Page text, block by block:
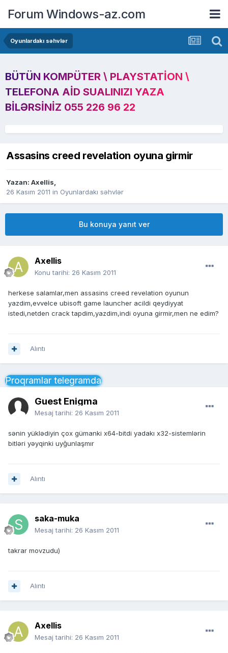
Forum Windows-az.com
Oyunlardakı səhvlər
BÜTÜN KOMPÜTER \ PLAYSTATION \
TELEFONA AID SUALINIZI YAZA
BILƏRSINIZ 055 226 96 22
Assasins creed revelation oyuna girmir
Yazan: Axellis,
26 Kasım 2011 in Oyunlardakı səhvlər
Bu konuya yanıt ver
Axellis
Konu tarihi: 26 Kasım 2011
herkese salamlar,men assasins creed revelation oyunun
yazdim,evvelce ubisoft game launcher acildi qeydiyyat
istedi,netden crack tapdim,yazdim,indi oyuna girmir,men ne edim?
Alıntı
Proqramlar telegramda
Guest Enigma
Mesaj tarihi: 26 Kasım 2011
sənin yüklədiyin çox gümanki x64-bitdi yadakı x32-sistemlərin
bitləri yəyqinki uyğunlaşmır
Alıntı
saka-muka
Mesaj tarihi: 26 Kasım 2011
takrar movzudu)
Alıntı
Axellis
Mesaj tarihi: 26 Kasım 2011